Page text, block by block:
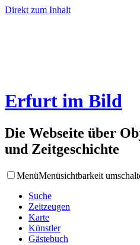
Direkt zum Inhalt
Erfurt im Bild
Die Webseite über
und Zeitgeschichte
MenüMenüsichtbarkeit
Suche
Zeitzeugen
Karte
Künstler
Gästebuch